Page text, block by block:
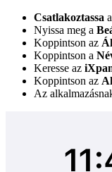
Csatlakoztassa
Nyissa meg a
Koppintson az
Koppintson a
Keresse az
Koppintson az
Az